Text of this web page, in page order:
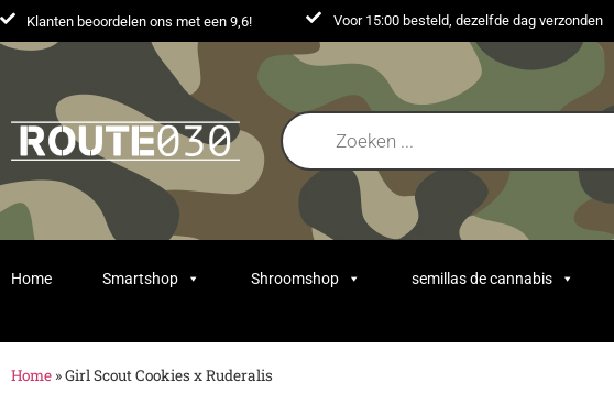
Klanten beoordelen ons met een 9,6! Voor 15:00 besteld, dezelfde dag verzonden
Home Smartshop Shroomshop semillas de cannabis
Home »Girl Scout Cookies x Ruderalis